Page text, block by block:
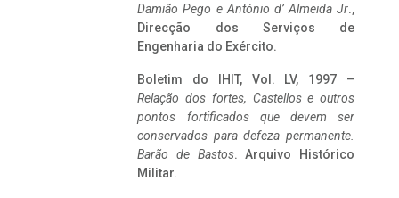
Damião Pego e António d’ Almeida Jr.,
Direcção dos Serviços de
Engenharia do Exército.
Boletim do IHIT, Vol. LV, 1997 –
Relação dos fortes, Castellos e outros
pontos fortificados que devem ser
conservados para defeza permanente.
Barão de Bastos. Arquivo Histórico
Militar.